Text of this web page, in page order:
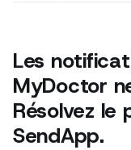
Les
MyDoctor
Résolvez le
SendApp.